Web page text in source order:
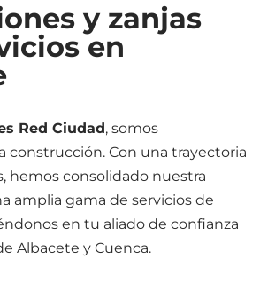
y zanjas
en
Red Ciudad, somos
construcción. Con una trayectoria
hemos consolidado nuestra
amplia gama de servicios de
en tu aliado de confianza
Albacete y Cuenca.